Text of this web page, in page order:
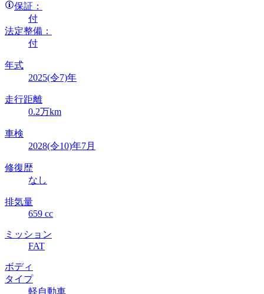
保証：
付
法定整備：
付
年式
2025(令7)年
走行距離
0.2万km
車検
2028(令10)年7月
修復歴
なし
排気量
659 cc
ミッション
FAT
ボディ
タイプ
軽自動車